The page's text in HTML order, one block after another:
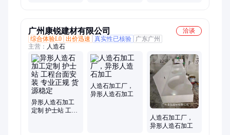
广州康锐建材有限公司
洽谈
综合体验L0 出价迅速 真实性已核验
广东广州
主营： 人造石
异形人造石加工
定制 护士站 工程
人造石加工厂，
异形人造石加工
人造石加工厂，
异形人造石加工